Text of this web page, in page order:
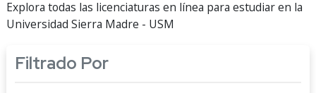
Explora todas las licenciaturas en línea para estudiar en la
Universidad Sierra Madre - USM
Filtrado Por